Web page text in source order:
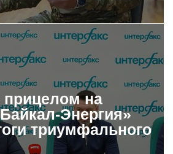
прицелом на
Энергия»
триумфального